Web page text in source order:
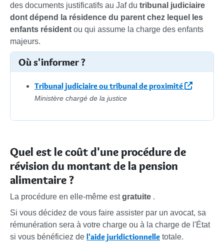
des documents justificatifs au Jaf du tribunal judiciaire
dont dépend la résidence du parent chez lequel les
enfants résident ou qui assume la charge des enfants
majeurs.
Où s'informer ?
Tribunal judiciaire ou tribunal de proximité
Ministère chargé de la justice
Quel est le coût d'une procédure de
révision du montant de la pension
alimentaire ?
La procédure en elle-même est gratuite .
Si vous décidez de vous faire assister par un avocat, sa
rémunération sera à votre charge ou à la charge de l'État
si vous bénéficiez de l'aide juridictionnelle totale.